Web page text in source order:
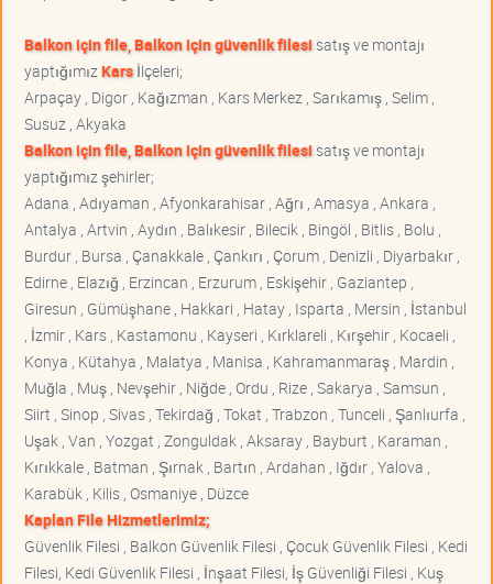
Balkon için file, Balkon için güvenlik filesisatış ve montajı
yaptığımız Karsİlçeleri;
Arpaçay , Digor , Kağızman , Kars Merkez , Sarıkamış , Selim ,
Susuz , Akyaka
Balkon için file, Balkon için güvenlik filesisatış ve montajı
yaptığımız şehirler;
Adana , Adıyaman , Afyonkarahisar , Ağrı , Amasya , Ankara ,
Antalya , Artvin , Aydın , Balıkesir , Bilecik , Bingöl , Bitlis , Bolu ,
Burdur , Bursa , Çanakkale , Çankırı , Çorum , Denizli , Diyarbakır ,
Edirne , Elazığ , Erzincan , Erzurum , Eskişehir , Gaziantep ,
Giresun , Gümüşhane , Hakkari , Hatay , Isparta , Mersin , İstanbul
, İzmir , Kars , Kastamonu , Kayseri , Kırklareli , Kırşehir , Kocaeli ,
Konya , Kütahya , Malatya , Manisa , Kahramanmaraş , Mardin ,
Muğla , Muş , Nevşehir , Niğde , Ordu , Rize , Sakarya , Samsun ,
Siirt , Sinop , Sivas , Tekirdağ , Tokat , Trabzon , Tunceli , Şanlıurfa ,
Uşak , Van , Yozgat , Zonguldak , Aksaray , Bayburt , Karaman ,
Kırıkkale , Batman , Şırnak , Bartın , Ardahan , Iğdır , Yalova ,
Karabük , Kilis , Osmaniye , Düzce
Kaplan File Hizmetlerimiz;
Güvenlik Filesi , Balkon Güvenlik Filesi , Çocuk Güvenlik Filesi , Kedi
Filesi, Kedi Güvenlik Filesi , İnşaat Filesi, İş Güvenliği Filesi , Kuş